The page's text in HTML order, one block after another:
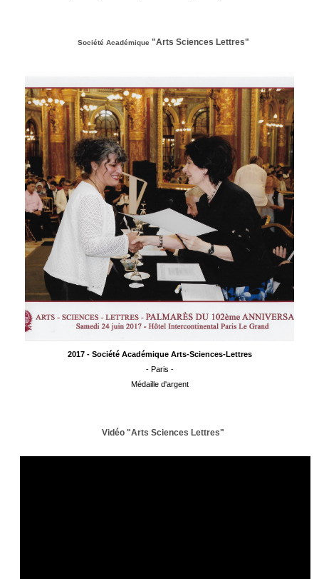
Société Académique"Arts Sciences Lettres"
2017 - Société Académique Arts-Sciences-Lettres
- Paris -
Médaille d'argent
Vidéo "Arts Sciences Lettres"